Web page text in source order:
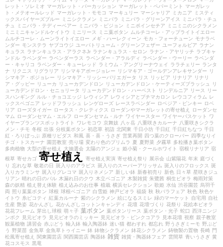
レット・ソレミオ マーガレット・パーカッション マーガレット・ペパーミント
マーガレッ
ト・メテオールレッド マーガレット・モモコ マーキュリー マーシャリア ミカニア
ミスティ
ックスパイヤーズブルー
ミニシクラメン ミニバラ ミニバラ・グリーンアイス
ミニバラ・チュ
チュ
ミニバラ・テディーベアー ミニバラ・ピジョン ミニポインセチア
ミニミニのシクラメン
ミニミニキャンドルケイトウ
ミニリース ミニ葉ボタン
ムルチコーレ・アップライトイエロー
ムルチコーレ・ムーンライトイエロー
メギ・ハーレクィーン モカ・フォーチューン モナラベ
ンダー モンステラ ヤブコウジ ユーパトリューム・グリーンフェザー ユーフォルビア ラナン
キュラス
ラナンキュラス・アラクネJr ラナンキュラス・セロン ラナン・アヤリッチ ラブキャ
ンドル ラベンダー ラベンダーラス ラベンダー・アラルディ ラベンダー・ウーリー ラベンダ
ー・キャリコ
ラベンダー・キューレッド ラミウム・アングリーナウェイ ララチェリー ランタ
ナ
リクニス リグラリア リシマキアボージョレー リシマキア・ゴールデンアレキサンダー
リ
シマキア・ボジョレー
リシマキア・リッシーバリエガータ リス リッピア リナリア
リナリ
ア・グッピー
リューカ リューカデンドロン リューカデンドロン・ケーティーズブラッシュ
リ
ューカデンドロン・セニョリータ
リューカデンドロン・ハーベスト リンデルニア リース
リー
スハンギング ルル・チョコエッジ レウィシア レウィシアとプチマカロン レウコフィラム レ
ックスベゴニア レッドフラッシュ レンゲローズ レースラベンダー ロベジア・ピンキー
ロベ
リア
ローズタイガー ロータス・クレティクス ローダンやマーガレットの寄せ植え
ローダンセ
マム
ローダンセマム・エルフ ローダンセマム・ルナ ワイヤースター ワイヤーバスケット
ワ
イヤープランツスポットライト
ワレモコウ 京舞妓 八ヶ岳 八重咲きカルーナ
八重咲きシクラ
メン・チモ 冬桜 出張 分枝葉ボタン 初恋草 初詣 北関東 千日小坊 千日紅 千日紅ちなつ 千日
紅・ろりぽっぷ 原種リビダス 和風 喜・喜・うさぎ 営業再開 四つ葉のクローバー 四季なりイ
チゴ・トスカーナ
園芸教室 売り場 変わり色のプリムラ 夏 夏野菜 夕霧草 多粒播き葉ボタン
多肉植物 大型の寄せ植え 大抽選会 太陽のアンジェ 姫小菊・クールホワイト 宿根リナリア 宿
根草 寄せカゴ 寄せ植え 寄せ植え実演 寄せ植え祭り 展示会 山紫陽花 年末 庭づく
り 忘れな草 敬老の日 斑入りのアラビス 斑入りのスーパーアリッサム 斑入りのフロックス 斑
入りカラミンサ 斑入りグレコマ 斑入りネメシア 新しい鉢 新春初売り 新色 日々草 星咲きジュ
リアン 晴れの日のパル 木漏れ日のクウ 木立ベゴニア 木製雑貨 朱鷺茜 桐生ビオラ 梅雨対策
森の妖精 植え替え体験 植え込みのお仕事 植栽 横浜セレクション 歌姫 水仙 渋谷園芸 烏羽千
両 照り葉葉ボタン 球根 球根ベゴニア 白雪姫 神戸ビオラ 福袋 秋 秋バラフェア 秋色 秋色ケ
イトウ 糸ピコティ 紅葉カルーナ 紫のシクラメン 絵になるスミレ 緑のマーケット 自宅用
自社
生産 艶姿 花かんざし 花かんざしコットンキャンディ 花壇 花壇づくり 花祭り 花絵本ビオラ
花花フレーム 芽出し球根 萌々子 葉ボタン 葉ボタンリース 葉ボタン・光子 蛇口 西洋ニンジ
ンボク
見元ビオラ 見元ビオラのミッキー 見元ビオラ・ピンクコアラ 見本花壇 視察 親子教室
観葉植物 講習会 赤ぶどう 輸入鉢 輸入陶器鉢 迷い猫 都わすれ 都忘れ 野うさぎミーモ 野ぶど
う
野菜苗 金魚草 金魚草トゥイニー 鉢 鉢物シクラメン 鉢花シクラメン 鋳物製の置物 長崎
門
松風寄せ植え
関東園芸店 関西園芸店 陶器鉢 雑貨 雑貨・陶器鉢フェア 雲間草 青いうさぎ 黄
花コスモス 黒竜